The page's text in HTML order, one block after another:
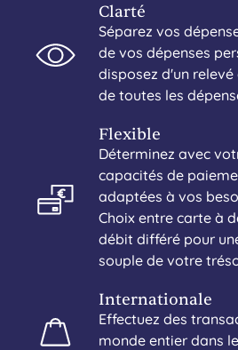
Clarté
Séparez vos
de vos dépenses
disposez d'un
de toutes les
Flexible
Déterminez avec
capacités de
adaptées à vos
Choix entre carte à
débit différé pour
souple de votre
Internationale
Effectuez des
monde entier dans